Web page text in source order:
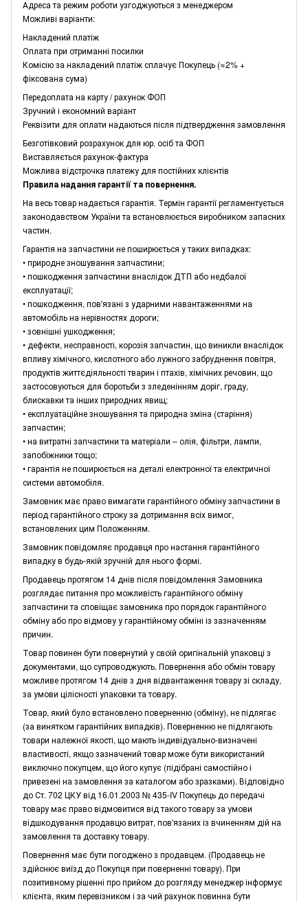
Адреса та режим роботи узгоджуються з менеджером
Можливі варіанти:
Накладений платіж
Оплата при отриманні посилки
Комісію за накладений платіж сплачує Покупець (≈2% +
фіксована сума)
Передоплата на карту / рахунок ФОП
Зручний і економний варіант
Реквізити для оплати надаються після підтвердження замовлення
Безготівковий розрахунок для юр. осіб та ФОП
Виставляється рахунок-фактура
Можлива відстрочка платежу для постійних клієнтів
Правила надання гарантії та повернення.
На весь товар надається гарантія. Термін гарантії регламентується
законодавством України та встановлюється виробником запасних
частин.
Гарантія на запчастини не поширюється у таких випадках:
• природне зношування запчастини;
• пошкодження запчастини внаслідок ДТП або недбалої
експлуатації;
• пошкодження, пов'язані з ударними навантаженнями на
автомобіль на нерівностях дороги;
• зовнішні ушкодження;
• дефекти, несправності, корозія запчастин, що виникли внаслідок
впливу хімічного, кислотного або лужного забруднення повітря,
продуктів життєдіяльності тварин і птахів, хімічних речовин, що
застосовуються для боротьби з зледенінням доріг, граду,
блискавки та інших природних явищ;
• експлуатаційне зношування та природна зміна (старіння)
запчастин;
• на витратні запчастини та матеріали – олія, фільтри, лампи,
запобіжники тощо;
• гарантія не поширюється на деталі електронної та електричної
системи автомобіля.
Замовник має право вимагати гарантійного обміну запчастини в
період гарантійного строку за дотримання всіх вимог,
встановлених цим Положенням.
Замовник повідомляє продавця про настання гарантійного
випадку в будь-якій зручній для нього формі.
Продавець протягом 14 днів після повідомлення Замовника
розглядає питання про можливість гарантійного обміну
запчастини та сповіщає замовника про порядок гарантійного
обміну або про відмову у гарантійному обміні із зазначенням
причин.
Товар повинен бути повернутий у своїй оригінальній упаковці з
документами, що супроводжують. Повернення або обмін товару
можливе протягом 14 днів з дня відвантаження товару зі складу,
за умови цілісності упаковки та товару.
Товар, який було встановлено поверненню (обміну), не підлягає
(за винятком гарантійних випадків). Поверненню не підлягають
товари належної якості, що мають індивідуально-визначені
властивості, якщо зазначений товар може бути використаний
виключно покупцем, що його купує (підібрані самостійно і
привезені на замовлення за каталогом або зразками). Відповідно
до Ст. 702 ЦКУ від 16.01.2003 № 435-IV Покупець до передачі
товару має право відмовитися від такого товару за умови
відшкодування продавцю витрат, пов'язаних із вчиненням дій на
замовлення та доставку товару.
Повернення має бути погоджено з продавцем. (Продавець не
здійснює виїзд до Покупця при поверненні товару). При
позитивному рішенні про прийом до розгляду менеджер інформує
клієнта, яким перевізником і за чий рахунок повинна бути